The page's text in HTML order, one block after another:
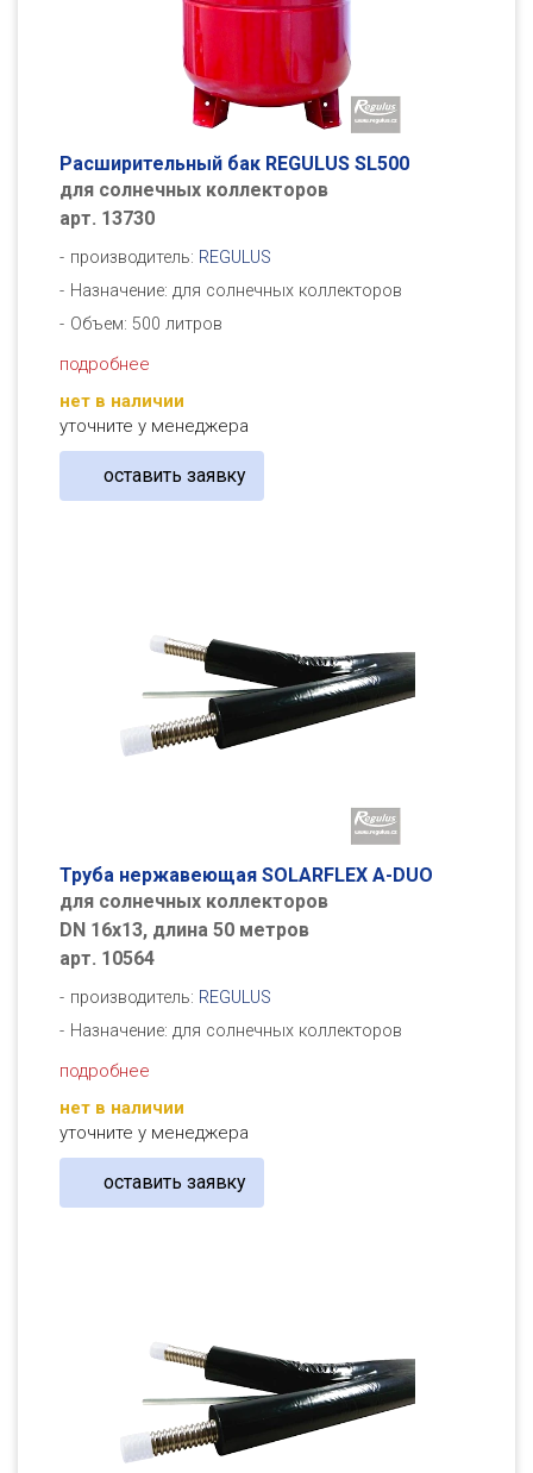
Расширительный бак REGULUS SL500
для солнечных коллекторов
арт. 13730
производитель: REGULUS
Назначение: для солнечных коллекторов
Объем: 500 литров
подробнее
нет в наличии
уточните у менеджера
оставить заявку
Труба нержавеющая SOLARFLEX A-DUO
для солнечных коллекторов
DN 16x13, длина 50 метров
арт. 10564
производитель: REGULUS
Назначение: для солнечных коллекторов
подробнее
нет в наличии
уточните у менеджера
оставить заявку